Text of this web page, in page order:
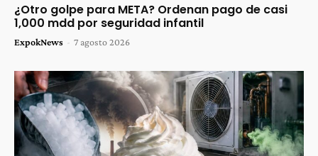
¿Otro golpe para META? Ordenan pago de casi
1,000 mdd por seguridad infantil
ExpokNews - 7 agosto 2026